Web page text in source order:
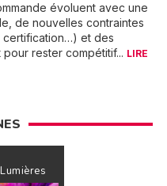
évoluent avec une
de nouvelles contraintes
certification…) et des
rester compétitif... LIRE
Lumières